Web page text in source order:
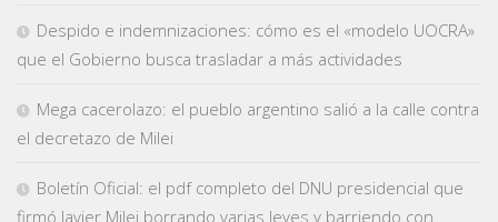
Despido e indemnizaciones: cómo es el «modelo UOCRA»
que el Gobierno busca trasladar a más actividades
Mega cacerolazo: el pueblo argentino salió a la calle contra
el decretazo de Milei
Boletín Oficial: el pdf completo del DNU presidencial que
firmó Javier Milei borrando varias leyes y barriendo con